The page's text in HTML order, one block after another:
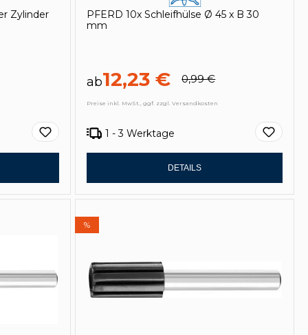
Zylinder
PFERD 10x Schleifhülse Ø 45 x B 30
mm
ab12,23 € 0,99 €
Preise inkl. MwSt., ggf. zzgl. Versandkosten
1 - 3 Werktage
DETAILS
%